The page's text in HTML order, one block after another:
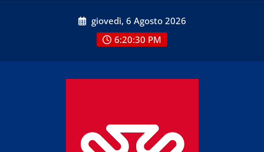
giovedì, 6 Agosto 2026
6:20:30 PM